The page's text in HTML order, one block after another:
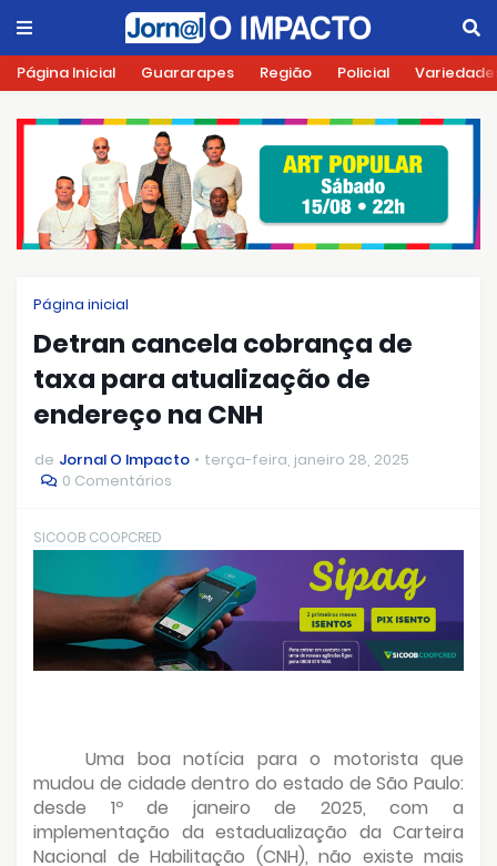
Página Inicial Guararapes Região Policial
Página inicial
Detran cancela cobrança de
taxa para atualização de
endereço na CNH
de Jornal O Impacto
terça-feira, janeiro 28, 2025
0 Comentários
SICOOB COOPCRED
Uma boa notícia para o motorista que
mudou de cidade dentro do estado de São Paulo:
desde 1º de janeiro de 2025, com a
implementação da estadualização da Carteira
Nacional de Habilitação (CNH), não existe mais